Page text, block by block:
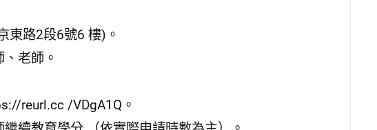
東路2段6號6 樓)。
老師。
reurl.cc /VDgA1Q。